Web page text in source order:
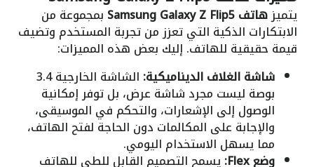
يتميزهاتف Samsung Galaxy Z Flip5 بمجموعة من
الابتكارات الذكية التي تعزز من تجربة المستخدم وتضيف
قيمة حقيقية للهاتف. إليك بعض هذه المميزات:
شاشة الغلاف الديناميكية:
الشاشة الخارجية 3.4
بوصة ليست مجرد شاشة عرض، بل توفر إمكانية
الوصول إلى الإشعارات، والتحكم في الموسيقى،
والإجابة على المكالمات دون الحاجة لفتح الهاتف،
مما يسهل الاستخدام اليومي.
وضع Flex: يسمح التصميم القابل للطي للهاتف